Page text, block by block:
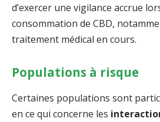
d’exercer une vigilance accrue
consommation de CBD,
traitement médical en cours.
Populations à risque
Certaines populations sont
en ce qui concerne les